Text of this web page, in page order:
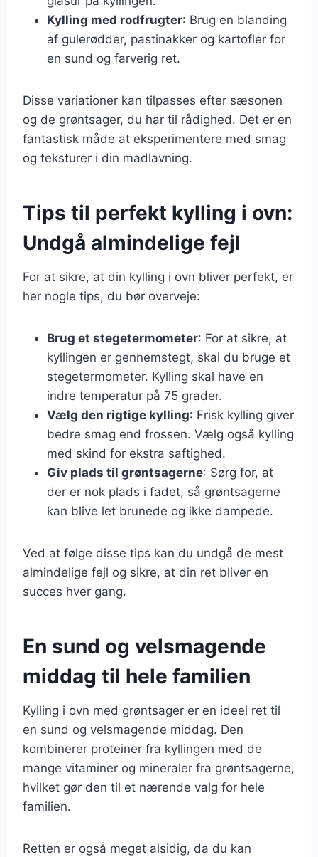
Kylling med rodfrugter: Brug en blanding
af gulerødder, pastinakker og kartofler for
en sund og farverig ret.
Disse variationer kan tilpasses efter sæsonen
og de grøntsager, du har til rådighed. Det er en
fantastisk måde at eksperimentere med smag
og teksturer i din madlavning.
Tips til perfekt kylling i ovn:
Undgå almindelige fejl
For at sikre, at din kylling i ovn bliver perfekt, er
her nogle tips, du bør overveje:
Brug et stegetermometer: For at sikre, at
kyllingen er gennemstegt, skal du bruge et
stegetermometer. Kylling skal have en
indre temperatur på 75 grader.
Vælg den rigtige kylling: Frisk kylling giver
bedre smag end frossen. Vælg også kylling
med skind for ekstra saftighed.
Giv plads til grøntsagerne: Sørg for, at
der er nok plads i fadet, så grøntsagerne
kan blive let brunede og ikke dampede.
Ved at følge disse tips kan du undgå de mest
almindelige fejl og sikre, at din ret bliver en
succes hver gang.
En sund og velsmagende
middag til hele familien
Kylling i ovn med grøntsager er en ideel ret til
en sund og velsmagende middag. Den
kombinerer proteiner fra kyllingen med de
mange vitaminer og mineraler fra grøntsagerne,
hvilket gør den til et nærende valg for hele
familien.
Retten er også meget alsidig, da du kan